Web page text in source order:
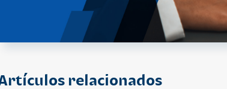
relacionados